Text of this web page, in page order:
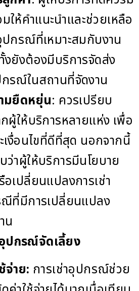
ให้คำแนะนำและช่วยเหลือ
ปกรณ์ที่เหมาะสมกับงาน
ยังต้องมีบริการจัดส่ง
รณ์ในสถานที่จัดงาน
มยืดหยุ่น: ควรเปรียบ
ผู้ให้บริการหลายแห่ง เพื่อ
เงื่อนไขที่ดีที่สุด นอกจากนี้
ว่าผู้ให้บริการมีนโยบาย
เปลี่ยนแปลงการเช่า
ณีที่มีการเปลี่ยนแปลง
น
ปกรณ์จัดเลี้ยง
จ่าย: การเช่าอุปกรณ์ช่วย